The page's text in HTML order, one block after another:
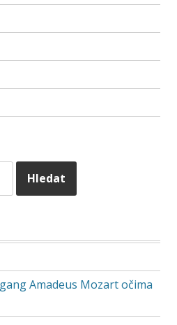
Amadeus Mozart očima